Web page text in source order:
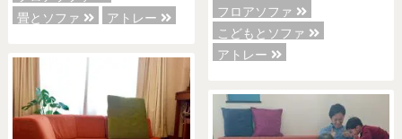
畳とソファ
アトレー
フロアソファ
こどもとソファ
アトレー